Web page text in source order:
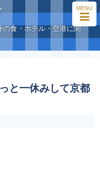
MENU
食・ホテル・空港に関